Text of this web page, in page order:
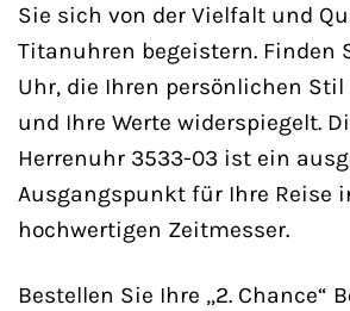
Sie sich von der Vielfalt und
Titanuhren begeistern. Finden
Uhr, die Ihren persönlichen
und Ihre Werte widerspiegelt.
Herrenuhr 3533-03 ist ein
Ausgangspunkt für Ihre Reise
hochwertigen Zeitmesser.
Bestellen Sie Ihre „2. Chance“